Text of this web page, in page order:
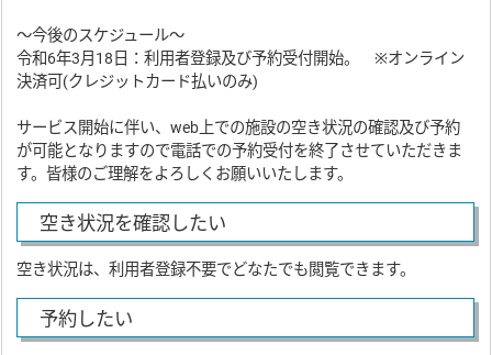
～今後のスケジュール～
令和6年3月18日：利用者登録及び予約受付開始。 ※オンライン
決済可(クレジットカード払いのみ)
サービス開始に伴い、web上での施設の空き状況の確認及び予約
が可能となりますので電話での予約受付を終了させていただきま
す。皆様のご理解をよろしくお願いいたします。
空き状況を確認したい
空き状況は、利用者登録不要でどなたでも閲覧できます。
予約したい